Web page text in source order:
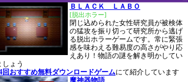
ＢＬＡＣＫ ＬＡＢＯ
[脱出ホラー]
閉じ込められた女性研究員が被検体
の猛攻を振り切って研究所から逃げ
る脱出ホラーゲームです。常に緊張
感を味わえる難易度の高さがやり応
えあり！物語の謎を解き明かしてい
しょう
回おすすめ無料ダウンロードゲームにて紹介しています
魔神器物語